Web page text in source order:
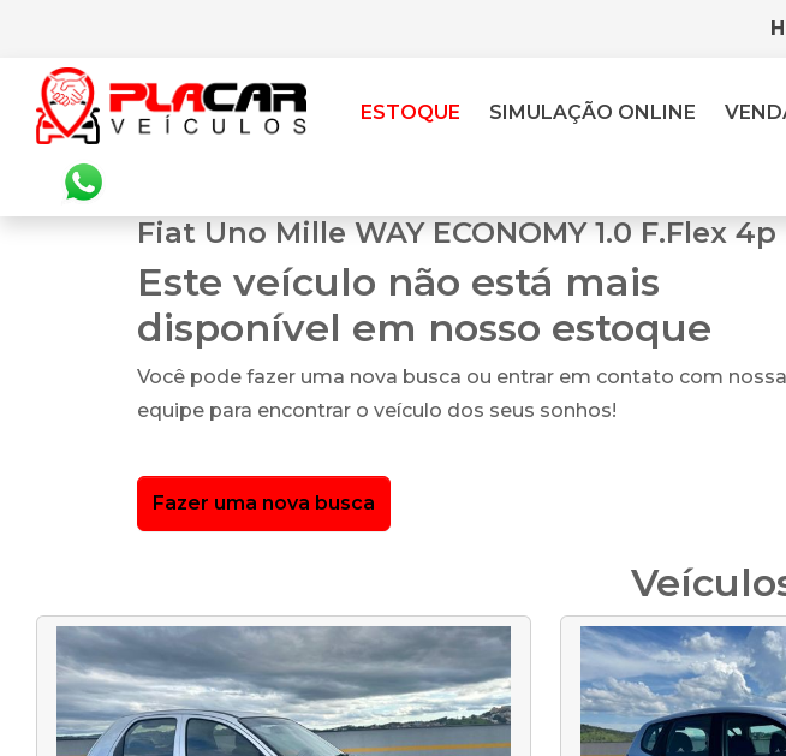
ESTOQUE SIMULAÇÃO ONLINE
Fiat Uno Mille WAY ECONOMY 1.0 F.Flex 4p
Este veículo não está mais
disponível em nosso estoque
Você pode fazer uma nova busca ou entrar em contato com nossa
equipe para encontrar o veículo dos seus sonhos!
Fazer uma nova busca